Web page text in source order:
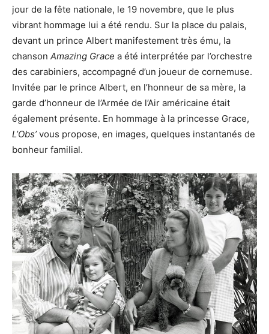
jour de la fête nationale, le 19 novembre, que le plus
vibrant hommage lui a été rendu. Sur la place du palais,
devant un prince Albert manifestement très ému, la
chanson Amazing Grace a été interprétée par l’orchestre
des carabiniers, accompagné d’un joueur de cornemuse.
Invitée par le prince Albert, en l’honneur de sa mère, la
garde d’honneur de l’Armée de l’Air américaine était
également présente. En hommage à la princesse Grace,
L’Obs’vous propose, en images, quelques instantanés de
bonheur familial.